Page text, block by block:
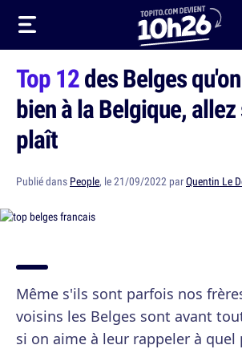
Top 12des Belges
bien à la Belgique,
plaît
Publié dans People, le 21/09/2022 parQuentin Le
Même s'ils sont parfois nos
voisins les Belges sont avant
si on aime à leur rappeler à